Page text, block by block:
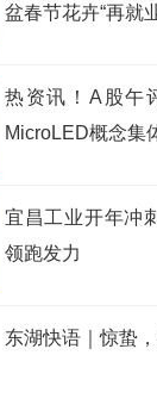
盆春节花卉“再就
热资讯！A股午
MicroLED概念集
宜昌工业开年冲
领跑发力
东湖快语｜惊蛰